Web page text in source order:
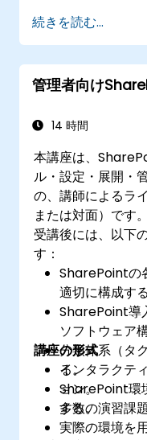
テーマやタイ
イトオプショ
続きを読む...
管理者向け
14 時間
本講座は、
ル・設定・展開・
の、講師によるラ
または対面）です。
受講後には、以下
す：
SharePointの
適切に構成する
SharePoint導
ソフトウェア
分類体系（タ
る。
SharePoint環
する。
講座の形式
インタラクテ
ョン。
多数の演習課
実際の環境を